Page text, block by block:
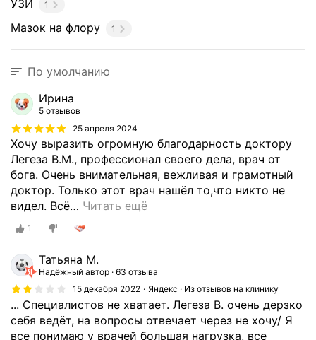
УЗИ 1
Мазок на флору 1
По умолчанию
Ирина
5 отзывов
25 апреля 2024
Хочу выразить огромную благодарность доктору
Легеза В.М., профессионал своего дела, врач от
бога. Очень внимательная, вежливая и грамотный
доктор. Только этот врач нашёл то,что никто не
видел. Всё… Читать ещё
1
Татьяна М.
Надёжный автор 63 отзыва
15 декабря 2022
Яндекс · Из отзывов на клинику
... Специалистов не хватает. Легеза В. очень дерзко
себя ведёт, на вопросы отвечает через не хочу/ Я
все понимаю у врачей большая нагрузка, все